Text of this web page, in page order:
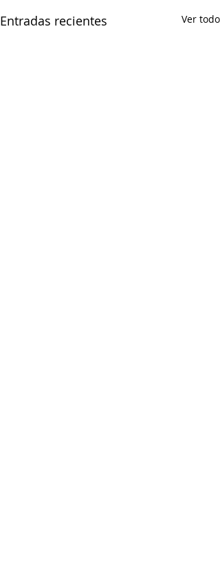
Entradas recientes Ver todo